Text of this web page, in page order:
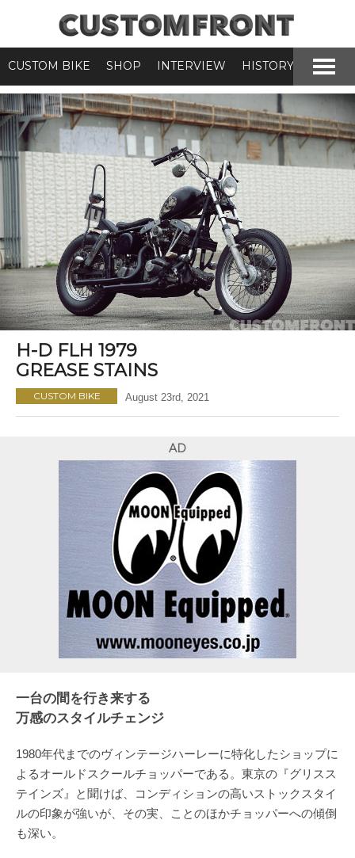
CUSTOM BIKE SHOP INTERVIEW HISTORY
H-D FLH 1979
GREASE STAINS
CUSTOM BIKE August 23rd, 2021
AD
一台の間を行き来する
万感のスタイルチェンジ
1980年代までのヴィンテージハーレーに特化したショップに
よるオールドスクールチョッパーである。東京の『グリスス
テインズ』と聞けば、コンディションの高いストックスタイ
ルの印象が強いが、その実、ことのほかチョッパーへの傾倒
も深い。